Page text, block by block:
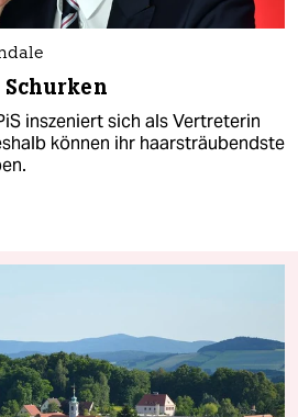
inszeniert sich als Vertreterin
können ihr haarsträubendste